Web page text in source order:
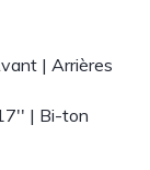
| Arrières
| Bi-ton